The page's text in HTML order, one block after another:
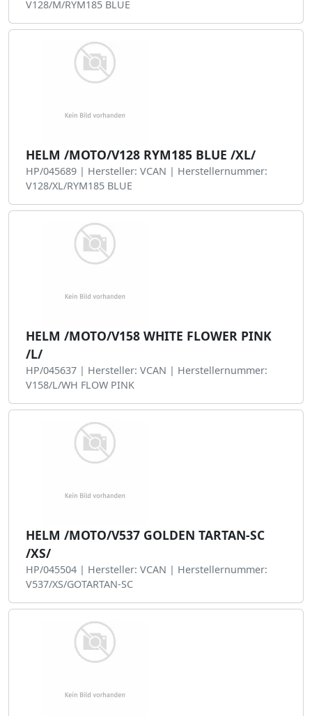
V128/M/RYM185 BLUE
HELM /MOTO/V128 RYM185 BLUE /XL/
HP/045689 | Hersteller: VCAN | Herstellernummer:
V128/XL/RYM185 BLUE
HELM /MOTO/V158 WHITE FLOWER PINK
/L/
HP/045637 | Hersteller: VCAN | Herstellernummer:
V158/L/WH FLOW PINK
HELM /MOTO/V537 GOLDEN TARTAN-SC
/XS/
HP/045504 | Hersteller: VCAN | Herstellernummer:
V537/XS/GOTARTAN-SC